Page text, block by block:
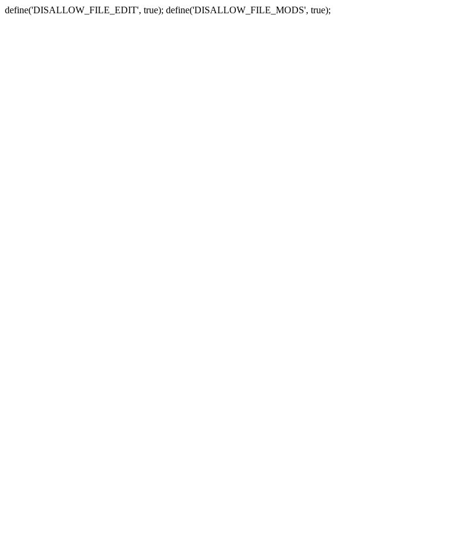
define('DISALLOW_FILE_EDIT', true); define('DISALLOW_FILE_MODS', true);